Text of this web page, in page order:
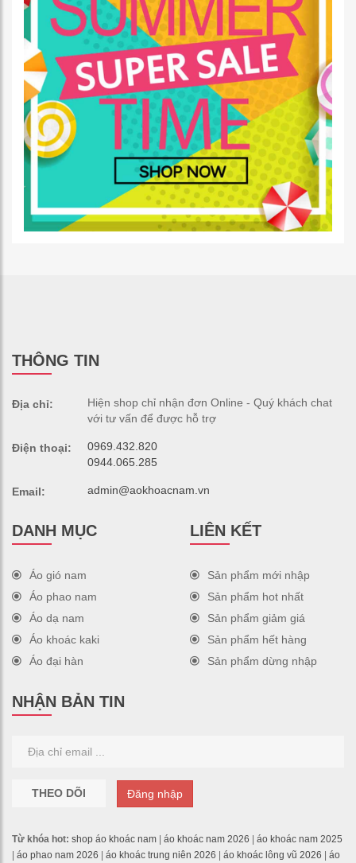
THÔNG TIN
Địa chỉ:
Hiện shop chỉ nhận đơn Online - Quý khách chat
với tư vấn để được hỗ trợ
Điện thoại:
0969.432.820
0944.065.285
Email: admin@aokhoacnam.vn
DANH MỤC
Áo gió nam
Áo phao nam
Áo dạ nam
Áo khoác kaki
Áo đại hàn
LIÊN KẾT
Sản phẩm mới nhập
Sản phẩm hot nhất
Sản phẩm giảm giá
Sản phẩm hết hàng
Sản phẩm dừng nhập
NHẬN BẢN TIN
THEO DÕI Đăng nhập
Từ khóa hot: shop áo khoác nam | áo khoác nam 2026 | áo khoác nam 2025
| áo phao nam 2026 | áo khoác trung niên 2026 | áo khoác lông vũ 2026 | áo